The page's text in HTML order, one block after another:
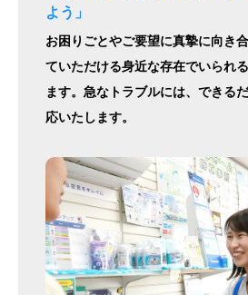
よう」
お困りごとやご要望に真摯に向き
ていただける身近な存在でいられ
ます。急なトラブルには、できる
応いたします。